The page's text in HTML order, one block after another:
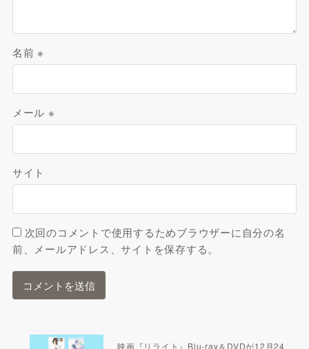
名前※
メール ※
サイト
次回のコメントで使用するためブラウザーに自分の名
前、メールアドレス、サイトを保存する。
映画『リライト』Blu-ray＆DVDが12月24